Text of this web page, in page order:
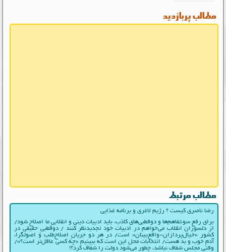
مطالب پربازدید
مطالب مرتبط
رضا ناصری کیست ؟ رژیم لاغری و برنامه غذایی
برای رفع سوءتفاهم‌ها و دوقطبی‌های کاذب، باید ادبیات دینی و انقلابیِ ما اصلاح شود/
از دلسوزان انقلاب می‌خواهم در ادبیات‌ خود تجدیدنظر کنند / دوقطبیِ حقیقی در
کشور «خیال‌پردازان-واقع‌بینان» است/ در هر دو جریانِ اصلاح‌طلب و اصولگرا،
آدمِ خوب و بد هست/ انتخابات محل این است که ببینیم «چه کسی عاقل‌تر است؟»/
وقتی مجلس شفاف نباشد، چطور می‌شود دولت را شفاف کرد؟!